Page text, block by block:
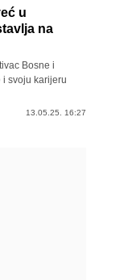
u
na
Bosne i
i svoju karijeru
13.05.25. 16:27